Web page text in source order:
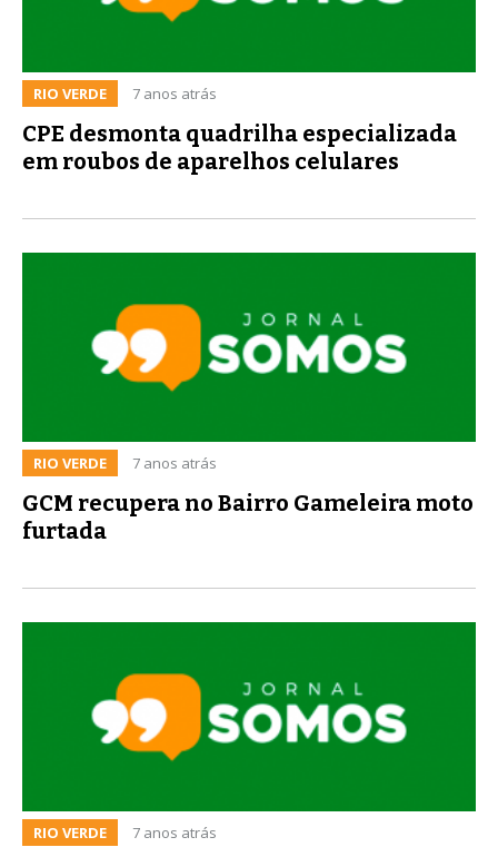
RIO VERDE 7 anos atrás
CPE desmonta quadrilha especializada
em roubos de aparelhos celulares
RIO VERDE 7 anos atrás
GCM recupera no Bairro Gameleira moto
furtada
RIO VERDE 7 anos atrás